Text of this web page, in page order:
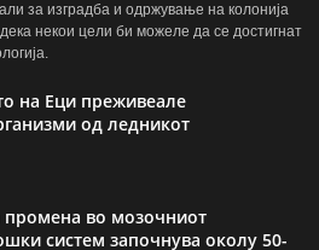
за изградба и одржување на колонија
некои цели би можеле да се достигнат
на Еци преживеале
од ледникот
промена во мозочниот
систем започнува околу 50-